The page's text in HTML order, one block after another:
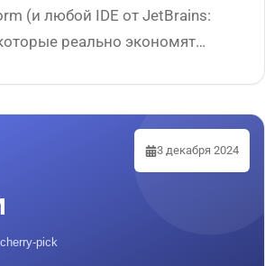
(и любой IDE от JetBrains:
реально экономят…
3 декабря 2024